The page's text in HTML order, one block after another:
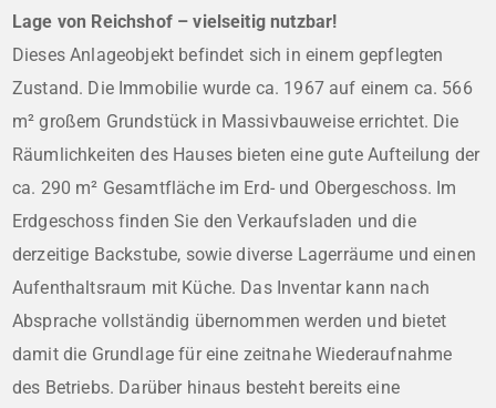
Lage von Reichshof – vielseitig nutzbar!
Dieses Anlageobjekt befindet sich in einem gepflegten
Zustand. Die Immobilie wurde ca. 1967 auf einem ca. 566
m² großem Grundstück in Massivbauweise errichtet. Die
Räumlichkeiten des Hauses bieten eine gute Aufteilung der
ca. 290 m² Gesamtfläche im Erd- und Obergeschoss. Im
Erdgeschoss finden Sie den Verkaufsladen und die
derzeitige Backstube, sowie diverse Lagerräume und einen
Aufenthaltsraum mit Küche. Das Inventar kann nach
Absprache vollständig übernommen werden und bietet
damit die Grundlage für eine zeitnahe Wiederaufnahme
des Betriebs. Darüber hinaus besteht bereits eine